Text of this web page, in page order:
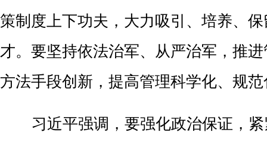
策制度上下功夫，大力吸引、培养、
才。要坚持依法治军、从严治军，推
方法手段创新，提高管理科学化、规
习近平强调，要强化政治保证，